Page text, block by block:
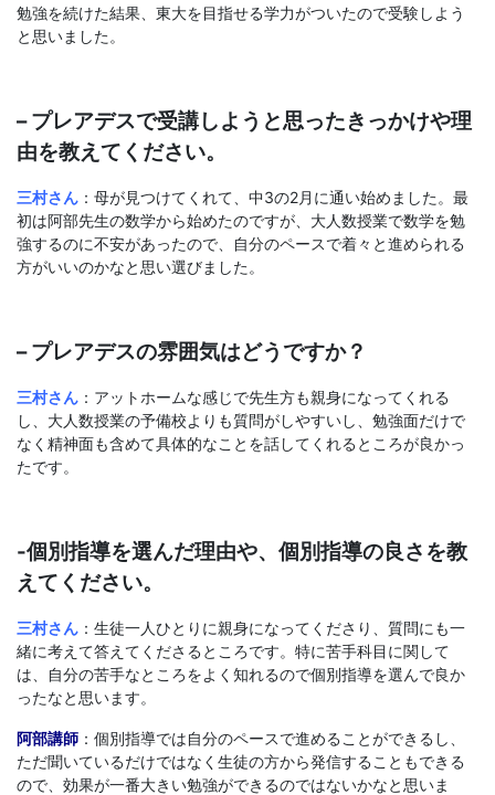
勉強を続けた結果、東大を目指せる学力がついたので受験しよう
と思いました。
– プレアデスで受講しようと思ったきっかけや理
由を教えてください。
三村さん ：母が見つけてくれて、中3の2月に通い始めました。最
初は阿部先生の数学から始めたのですが、大人数授業で数学を勉
強するのに不安があったので、自分のペースで着々と進められる
方がいいのかなと思い選びました。
– プレアデスの雰囲気はどうですか？
三村さん ：アットホームな感じで先生方も親身になってくれる
し、大人数授業の予備校よりも質問がしやすいし、勉強面だけで
なく精神面も含めて具体的なことを話してくれるところが良かっ
たです。
-個別指導を選んだ理由や、個別指導の良さを教
えてください。
三村さん ：生徒一人ひとりに親身になってくださり、質問にも一
緒に考えて答えてくださるところです。特に苦手科目に関して
は、自分の苦手なところをよく知れるので個別指導を選んで良か
ったなと思います。
阿部講師 ：個別指導では自分のペースで進めることができるし、
ただ聞いているだけではなく生徒の方から発信することもできる
ので、効果が一番大きい勉強ができるのではないかなと思いま